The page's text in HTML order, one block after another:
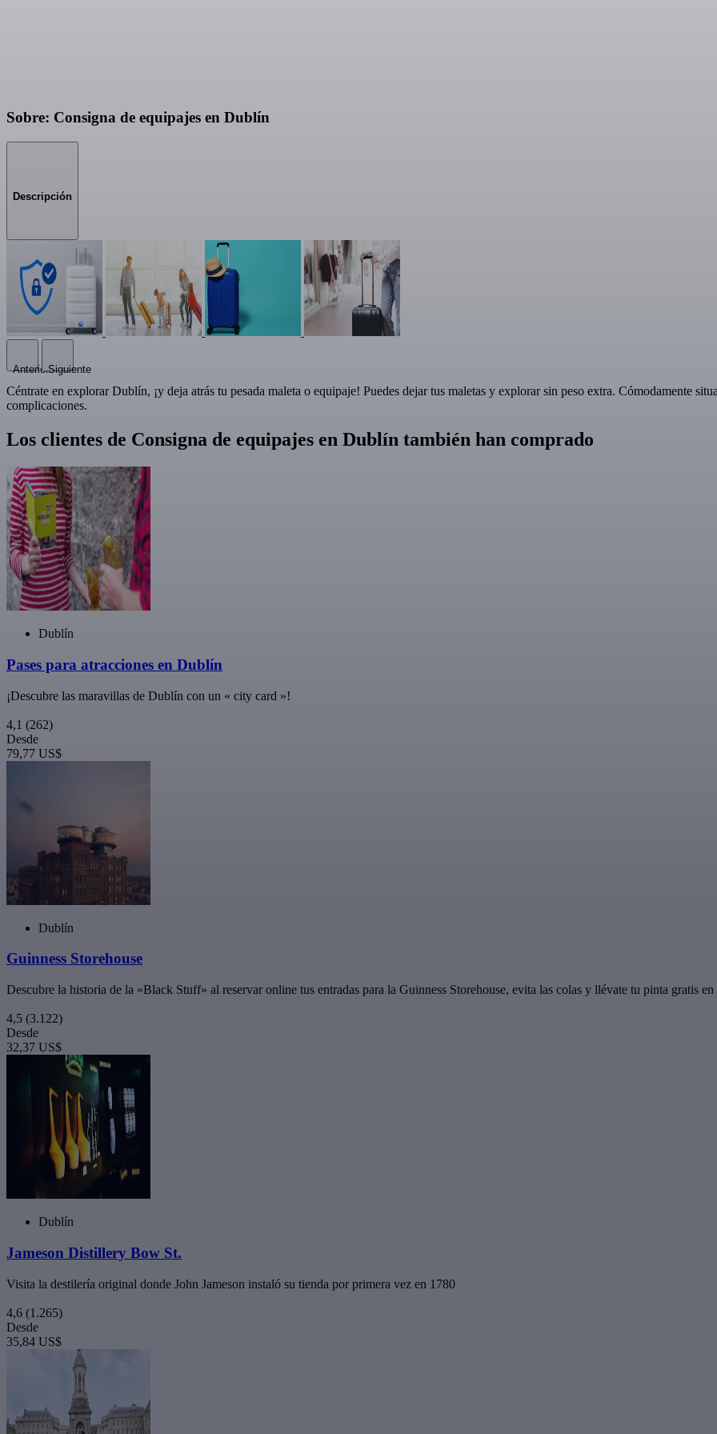
Sobre: Consigna de equipajes en Dublín
Descripción
AnteriorSiguiente
Céntrate en explorar Dublín, ¡y deja atrás tu pesada maleta o equipaje! Puedes dejar tus maletas y explorar sin peso extra. Cómodamente
complicaciones.
Los clientes de Consigna de equipajes en Dublín también han comprado
Dublín
Pases para atracciones en Dublín
¡Descubre las maravillas de Dublín con un « city card »!
4,1 (262)
Desde
79,77 US$
Dublín
Guinness Storehouse
Descubre la historia de la «Black Stuff» al reservar online tus entradas para la Guinness Storehouse, evita las colas y llévate tu pinta gratis
4,5 (3.122)
Desde
32,37 US$
Dublín
Jameson Distillery Bow St.
Visita la destilería original donde John Jameson instaló su tienda por primera vez en 1780
4,6 (1.265)
Desde
35,84 US$